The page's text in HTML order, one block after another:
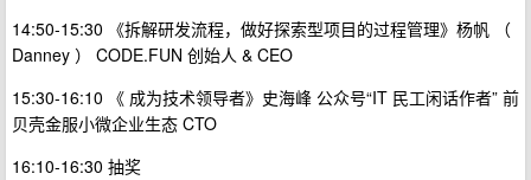
14:50-15:30 《拆解研发流程，做好探索型项目的过程管理》杨帆 （
Danney ） CODE.FUN 创始人 & CEO
15:30-16:10 《 成为技术领导者》史海峰 公众号“IT 民工闲话作者” 前
贝壳金服小微企业生态 CTO
16:10-16:30 抽奖